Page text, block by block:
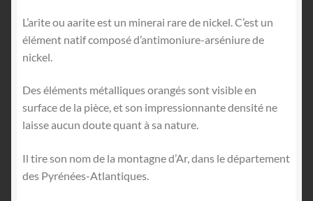
L’arite ou aarite est un minerai rare de nickel. C’est un
élément natif composé d’antimoniure-arséniure de
nickel.
Des éléments métalliques orangés sont visible en
surface de la pièce, et son impressionnante densité ne
laisse aucun doute quant à sa nature.
Il tire son nom de la montagne d’Ar, dans le département
des Pyrénées-Atlantiques.